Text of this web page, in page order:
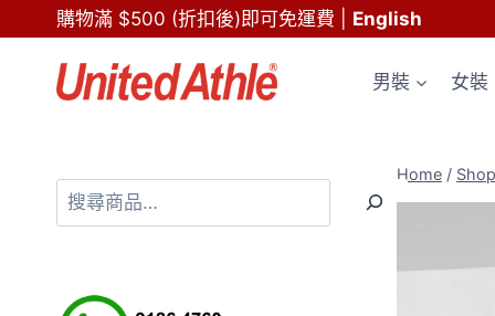
to
content
購物滿 $500 (折扣後)即可免運費 English
男裝 女裝
Home / Shop
搜
尋